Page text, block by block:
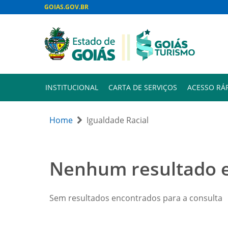
GOIAS.GOV.BR
INSTITUCIONAL CARTA DE SERVIÇOS ACESSO
Home Igualdade Racial
Nenhum resultado
Sem resultados encontrados para a consulta